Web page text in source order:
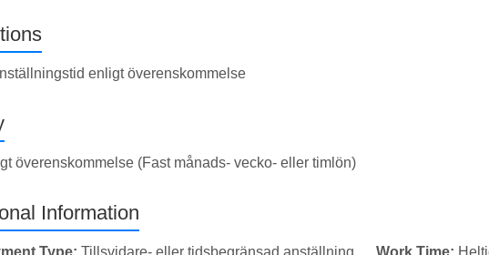
enligt överenskommelse
överenskommelse (Fast månads- vecko- eller timlön)
Information
Type: Tillsvidare- eller tidsbegränsad anställning Work Time: